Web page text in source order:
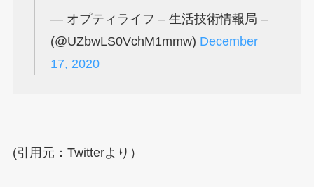
— オプティライフ – 生活技術情報局 –
(@UZbwLS0VchM1mmw) December
17, 2020
(引用元：Twitterより）